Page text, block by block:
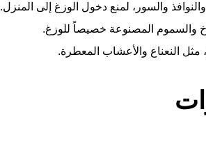
والسور، لمنع دخول الوزغ إلى المنزل.
والسموم المصنوعة خصيصاً للوزغ.
مثل النعناع والأعشاب المعطرة.